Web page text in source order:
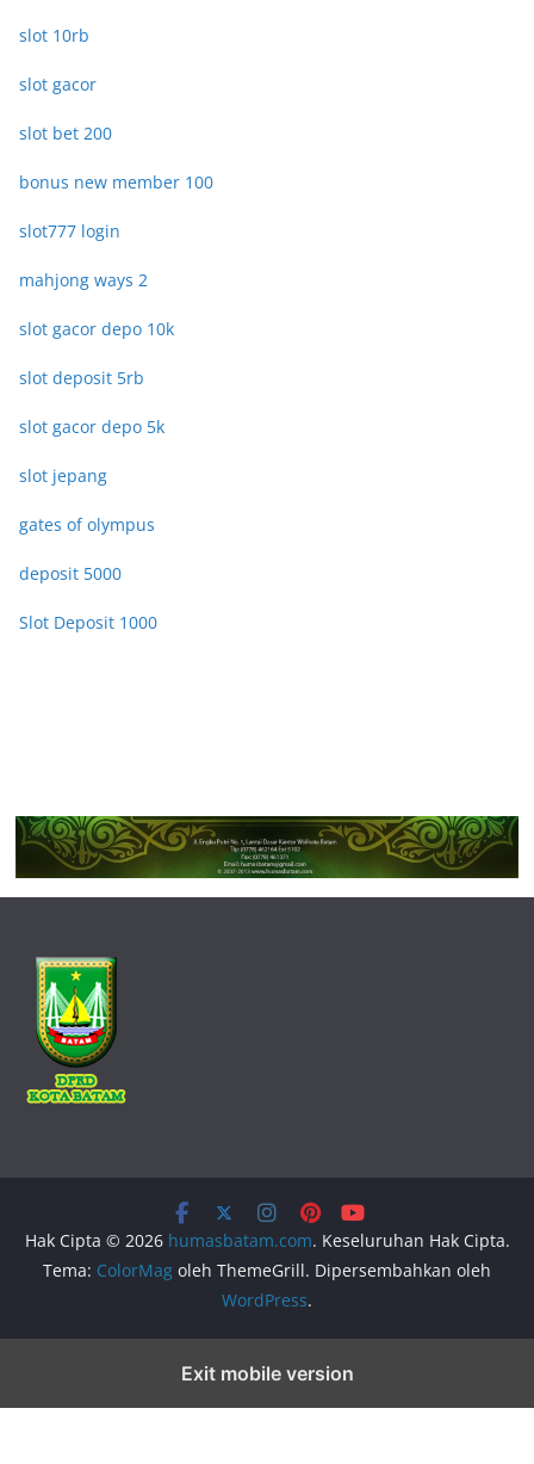
slot 10rb
slot gacor
slot bet 200
bonus new member 100
slot777 login
mahjong ways 2
slot gacor depo 10k
slot deposit 5rb
slot gacor depo 5k
slot jepang
gates of olympus
deposit 5000
Slot Deposit 1000
Hak Cipta © 2026 humasbatam.com. Keseluruhan Hak Cipta.
Tema: ColorMag oleh ThemeGrill. Dipersembahkan oleh
WordPress.
Exit mobile version